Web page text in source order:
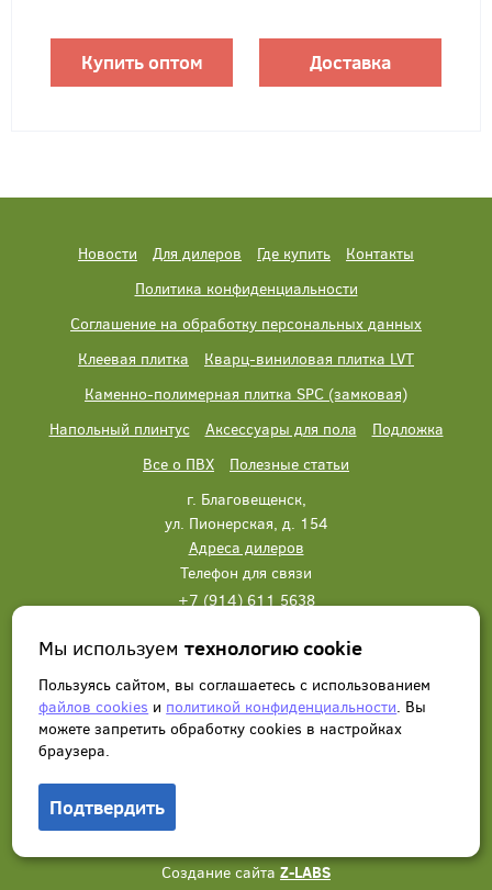
Купить оптом Доставка
Новости Для дилеров Где купить
Контакты
Политика конфиденциальности
Соглашение на обработку персональных данных
Клеевая плитка
Кварц-виниловая плитка LVT
Каменно-полимерная плитка SPC (замковая)
Напольный плинтус
Аксессуары для пола
Подложка
Все о ПВХ
Полезные статьи
г. Благовещенск,
ул. Пионерская, д. 154
Адреса дилеров
Телефон для связи
+7 (914) 611 5638
Написать нам Заказать звонок
Создание сайта Z-LABS
Мы используемтехнологию cookie
Пользуясь сайтом, вы соглашаетесь с использованием
файлов cookies и политикой конфиденциальности. Вы
можете запретить обработку сookies в настройках
браузера.
Подтвердить